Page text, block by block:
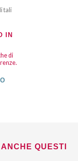
tali
IN
di
QUESTI